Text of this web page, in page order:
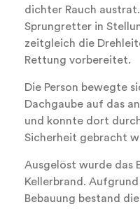
dichter Rauch
Sprungretter in
zeitgleich die
Rettung vorbereitet.
Die Person bewegte
Dachgaube auf das
und konnte dort
Sicherheit gebracht
Ausgelöst wurde das
Kellerbrand.
Bebauung bestand